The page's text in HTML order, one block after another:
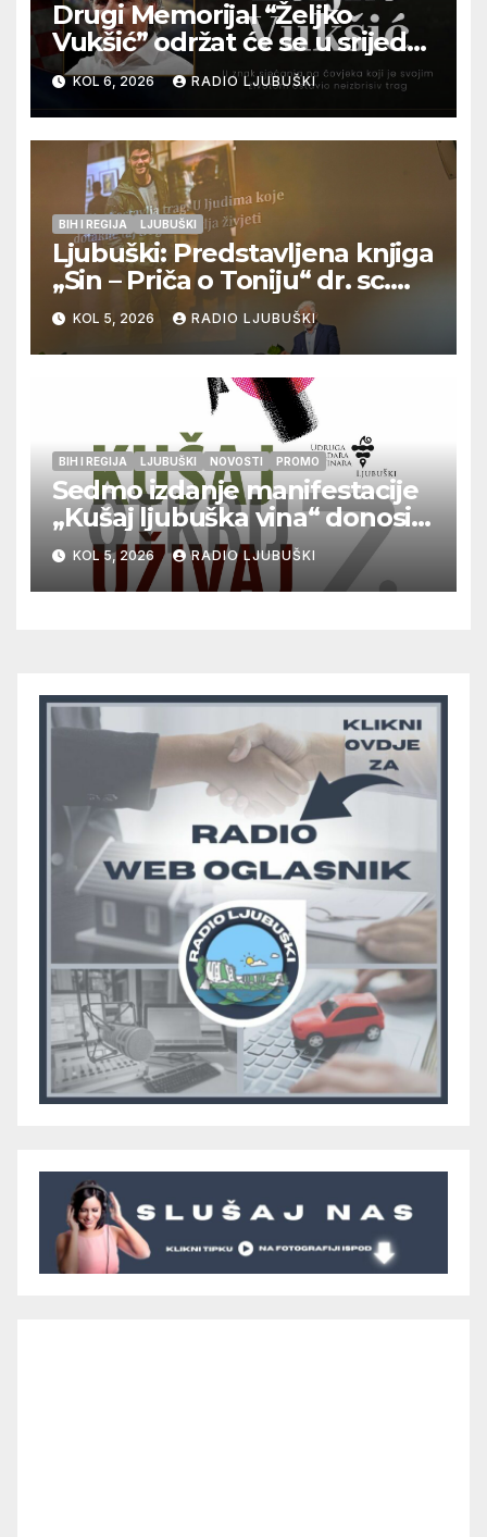
Drugi Memorijal “Željko
Vukšić” održat će se u srijedu
12. kolovoza u Otoku
KOL 6, 2026 RADIO LJUBUŠKI
BIH I REGIJA LJUBUŠKI
Ljubuški: Predstavljena knjiga
„Sin – Priča o Toniju“ dr. sc.
Zdenka Hercega
KOL 5, 2026 RADIO LJUBUŠKI
BIH I REGIJA LJUBUŠKI NOVOSTI PROMO
Sedmo izdanje manifestacije
„Kušaj ljubuška vina“ donosi
vrhunska vina, gastronomiju i
glazbu
KOL 5, 2026 RADIO LJUBUŠKI